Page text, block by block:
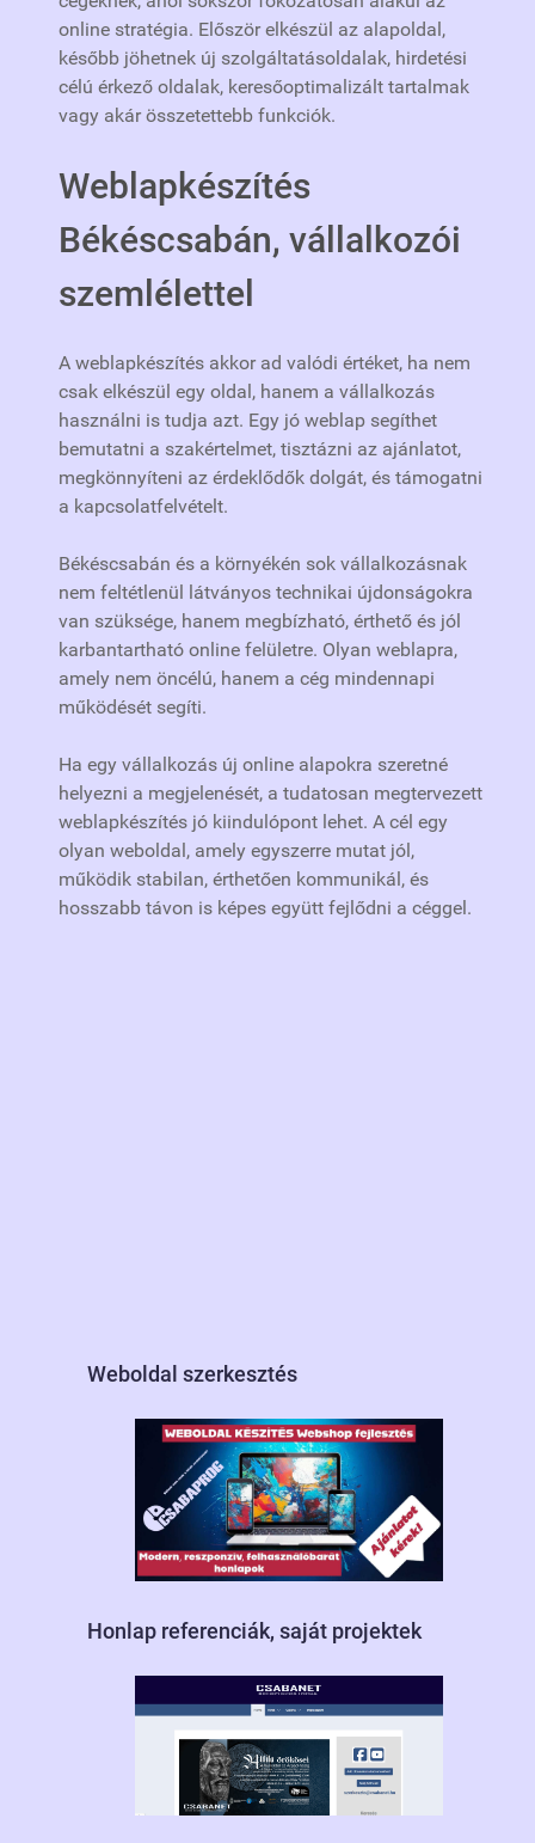
online stratégia. Először elkészül az alapoldal,
később jöhetnek új szolgáltatásoldalak, hirdetési
célú érkező oldalak, keresőoptimalizált tartalmak
vagy akár összetettebb funkciók.
Weblapkészítés
Békéscsabán, vállalkozói
szemlélettel
A weblapkészítés akkor ad valódi értéket, ha nem
csak elkészül egy oldal, hanem a vállalkozás
használni is tudja azt. Egy jó weblap segíthet
bemutatni a szakértelmet, tisztázni az ajánlatot,
megkönnyíteni az érdeklődők dolgát, és támogatni
a kapcsolatfelvételt.
Békéscsabán és a környékén sok vállalkozásnak
nem feltétlenül látványos technikai újdonságokra
van szüksége, hanem megbízható, érthető és jól
karbantartható online felületre. Olyan weblapra,
amely nem öncélú, hanem a cég mindennapi
működését segíti.
Ha egy vállalkozás új online alapokra szeretné
helyezni a megjelenését, a tudatosan megtervezett
weblapkészítés jó kiindulópont lehet. A cél egy
olyan weboldal, amely egyszerre mutat jól,
működik stabilan, érthetően kommunikál, és
hosszabb távon is képes együtt fejlődni a céggel.
Weboldal szerkesztés
Honlap referenciák, saját projektek